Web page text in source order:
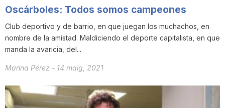
a
Oscárboles: Todos somos campeones
Club deportivo y de barrio, en que juegan los muchachos, en
nombre de la amistad. Maldiciendo el deporte capitalista, en que
manda la avaricia, del...
Marina Pérez - 14 maig, 2021